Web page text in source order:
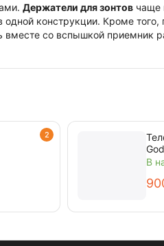
Держатели для зонтов чаще
конструкции. Кроме
вместе со вспышкой приемник
2
В